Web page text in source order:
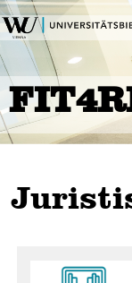
Skip
to
content